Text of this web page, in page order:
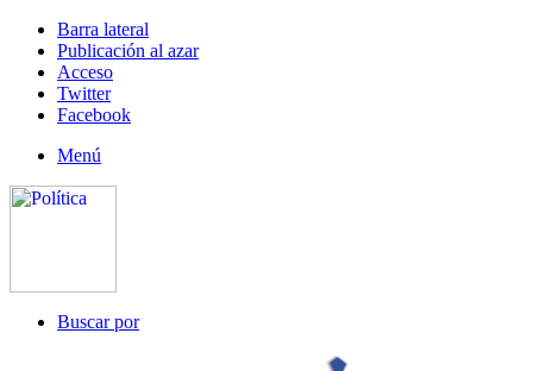
Barra lateral
Publicación al azar
Acceso
Twitter
Facebook
Menú
Buscar por